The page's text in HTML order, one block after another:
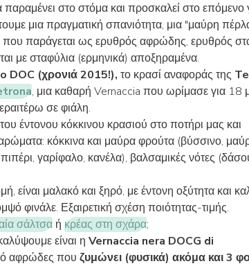
παραμένει στο στόμα και προσκαλεί στο επόμενο
μια πραγματική σπανιότητα, μια "μαύρη
που παράγεται ως ερυθρός αφρώδης, ερυθρός
με σταφύλια (ερμηνικά) αποξηραμένα.
DOC (χρονιά 2015!), το κρασί αναφοράς της
, μια καθαρή Vernaccia που ωρίμασε για 18
σε φιάλη.
έντονου κόκκινου κρασιού στο ποτήρι μας και
κόκκινα και μαύρα φρούτα (βύσσινο,
γαρίφαλο, κανέλα), βαλσαμικές νότες
είναι μαλακό και ξηρό, με έντονη οξύτητα και
φινάλε. Εξαιρετική σχέση ποιότητας-τιμής.
σάλτσαή κρέας στη σχάρα;
είναι η Vernaccia nera DOCG di
αφρώδες που ζυμώνει (φυσικά) ακόμα και 3